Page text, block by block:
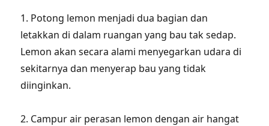
1. Potong lemon menjadi dua bagian dan
letakkan di dalam ruangan yang bau tak sedap.
Lemon akan secara alami menyegarkan udara di
sekitarnya dan menyerap bau yang tidak
diinginkan.
2. Campur air perasan lemon dengan air hangat